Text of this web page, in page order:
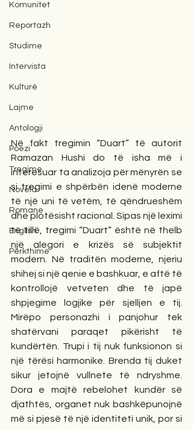
Komunitet
Reportazh
Studime
Intervista
Kulturë
Lajme
Antologji
Poezi
Tregime
Novela
Romane
English
Përkthime
Në fakt tregimin “Duart” të autorit
Ramazan Hushi do të isha më i
interesuar ta analizoja për mënyrën se
si tregimi e shpërbën idenë moderne
të një uni të vetëm, të qëndrueshëm
dhe plotësisht racional. Sipas një leximi
të tillë, tregimi “Duart” është në thelb
një alegori e krizës së subjektit
modern. Në traditën moderne, njeriu
shihej si një qenie e bashkuar, e aftë të
kontrollojë vetveten dhe të japë
shpjegime logjike për sjelljen e tij.
Mirëpo personazhi i panjohur tek
shatërvani paraqet pikërisht të
kundërtën. Trupi i tij nuk funksionon si
një tërësi harmonike. Brenda tij duket
sikur jetojnë vullnete të ndryshme.
Dora e majtë rebelohet kundër së
djathtës, organet nuk bashkëpunojnë
më si pjesë të një identiteti unik, por si